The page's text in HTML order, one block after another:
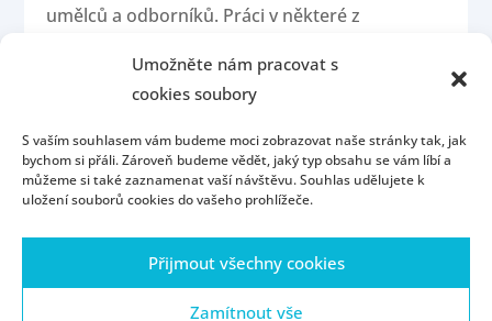
Umožněte nám pracovat s
cookies soubory
S vaším souhlasem vám budeme moci zobrazovat naše stránky tak, jak
bychom si přáli. Zároveň budeme vědět, jaký typ obsahu se vám líbí a
můžeme si také zaznamenat vaší návštěvu. Souhlas udělujete k
uložení souborů cookies do vašeho prohlížeče.
Přijmout všechny cookies
Zamítnout vše
umělců a odborníků. Práci v některé z
Úvod Kontakt
Konzultační hodiny
Přijímací řízení
Portál ZČU Webmail